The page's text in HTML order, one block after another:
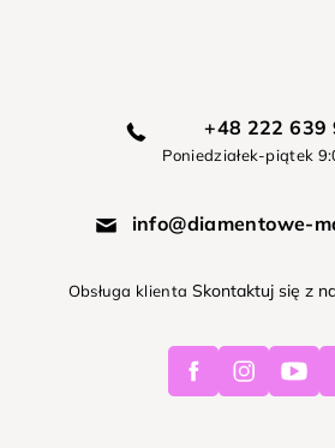
+48 222 639
Poniedziałek-piątek
info@diamentowe-
Obsługa klienta Skontaktuj się z
FacebookInstagram